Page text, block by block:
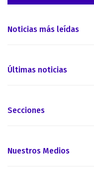
Noticias más leídas
Últimas noticias
Secciones
Nuestros Medios